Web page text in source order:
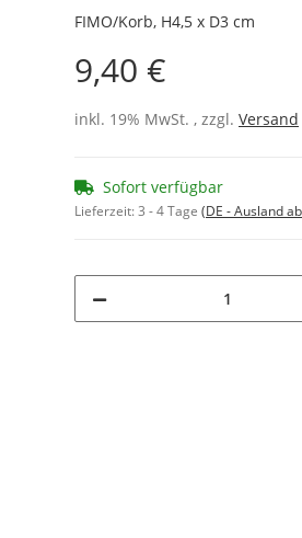
FIMO/Korb, H4,5 x D3 cm
9,40 €
inkl. 19% MwSt. , zzgl. Versand
Sofort verfügbar
Lieferzeit:3 - 4 Tage (DE - Ausland